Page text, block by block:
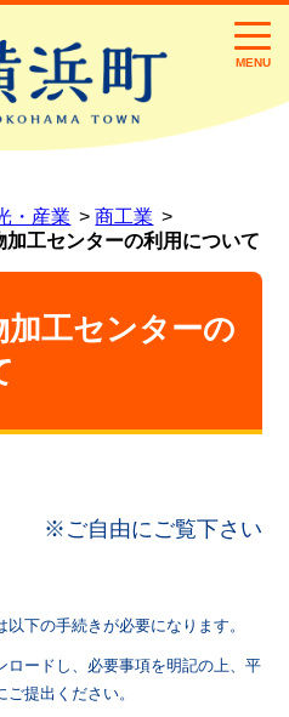
MENU
・産業
商工業
加工センターの利用について
加工センターの
※ご自由にご覧下さい
下の手続きが必要になります。
ロードし、必要事項を明記の上、平
提出ください。